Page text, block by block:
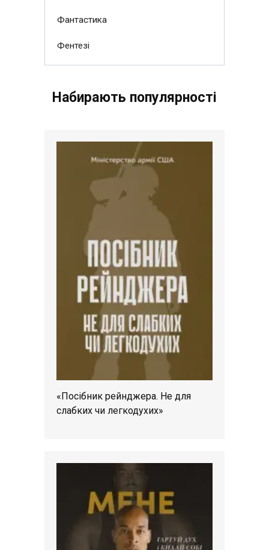
Фантастика
Фентезі
Набирають популярності
«Посібник рейнджера. Не для
слабких чи легкодухих»